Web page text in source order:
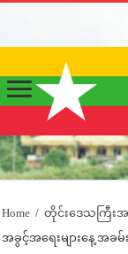
Home / တိုင်းဒေသကြီးအ
အခွင့်အရေးများနေ့ အခမ်